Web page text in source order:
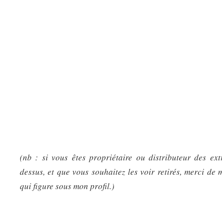
(nb : si vous êtes propriétaire ou distributeur des
dessus, et que vous souhaitez les voir retirés, merci de
qui figure sous mon profil.)